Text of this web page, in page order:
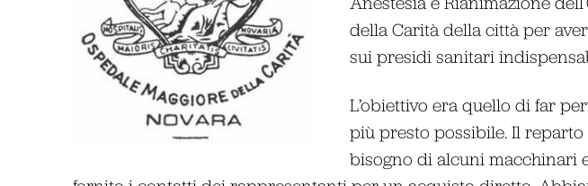
della Carità della città per
sui presidi sanitari
L’obiettivo era quello di far
più presto possibile. Il
bisogno di alcuni macchinari